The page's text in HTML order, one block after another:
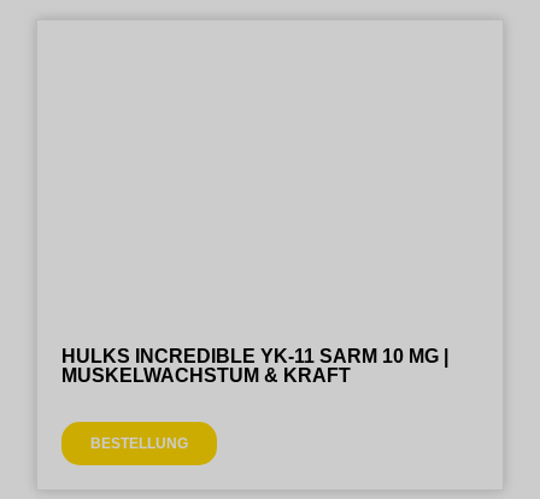
HULKS INCREDIBLE YK-11 SARM 10 MG |
MUSKELWACHSTUM & KRAFT
BESTELLUNG